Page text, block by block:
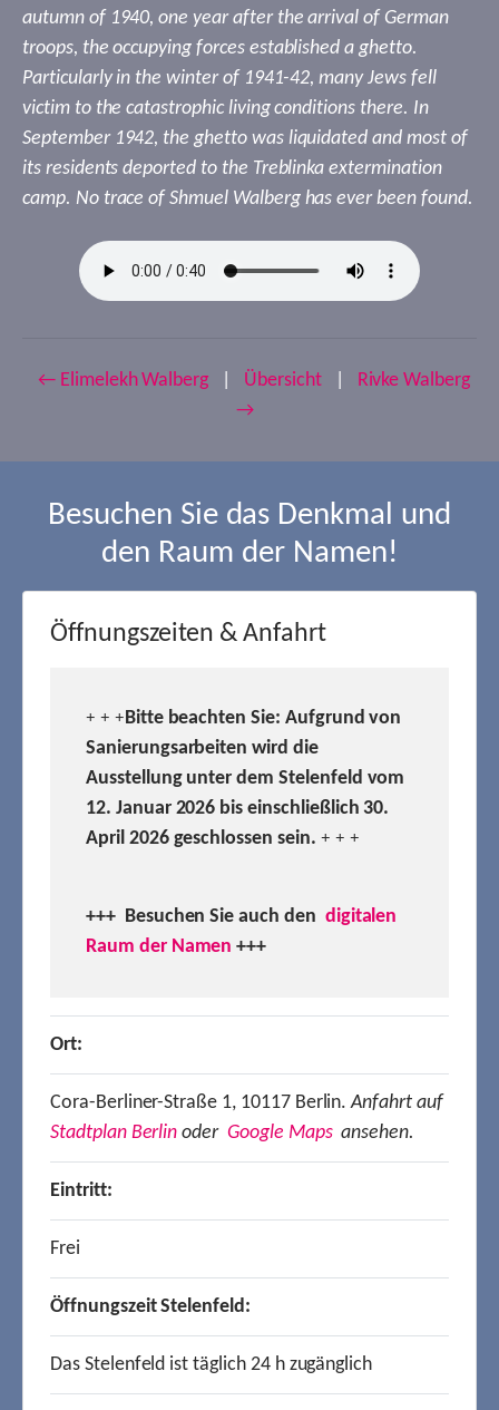
autumn of 1940, one year after the arrival of German
troops, the occupying forces established a ghetto.
Particularly in the winter of 1941-42, many Jews fell
victim to the catastrophic living conditions there. In
September 1942, the ghetto was liquidated and most of
its residents deported to the Treblinka extermination
camp. No trace of Shmuel Walberg has ever been found.
← Elimelekh Walberg Übersicht
Rivke Walberg
→
Besuchen Sie das Denkmal und
den Raum der Namen!
Öffnungszeiten & Anfahrt
+ + +Bitte beachten Sie: Aufgrund von
Sanierungsarbeiten wird die
Ausstellung unter dem Stelenfeld vom
12. Januar 2026 bis einschließlich 30.
April 2026 geschlossen sein. + + +
+++ Besuchen Sie auch den digitalen
Raum der Namen +++
Ort:
Cora-Berliner-Straße 1, 10117 Berlin.Anfahrt auf
Stadtplan Berlin oder Google Mapsansehen.
Eintritt:
Frei
Öffnungszeit Stelenfeld:
Das Stelenfeld ist täglich 24 h zugänglich